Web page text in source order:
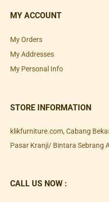
MY ACCOUNT
My Orders
My Addresses
My Personal Info
STORE INFORMATION
klikfurniture.com, Cabang
Pasar Kranji/ Bintara Sebrang
CALL US NOW :